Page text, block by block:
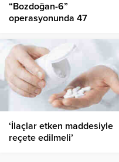
“Bozdoğan-6”
operasyonunda 47
‘İlaçlar etken maddesiyle
reçete edilmeli’